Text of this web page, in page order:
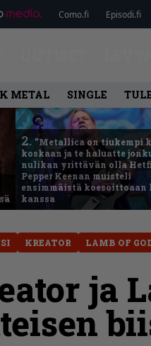
Como.fi Episodi.fi
METAL SINGLE
2. ”Metallica on tiukempi
koskaan ja te haluatte
nulikan yrittävän olla
Pepper Keenan muisteli
ensimmäistä koesoittoaan
kanssa
KREATOR LAMB OF
ja